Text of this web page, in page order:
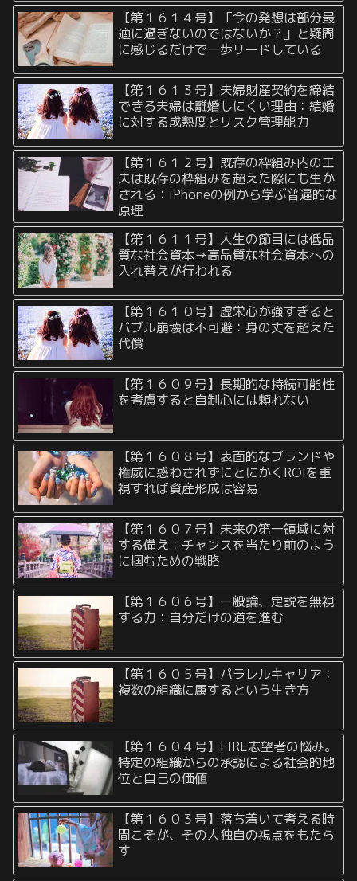
【第１６１４号】「今の発想は部分最
適に過ぎないのではないか？」と疑問
に感じるだけで一歩リードしている
【第１６１３号】夫婦財産契約を締結
できる夫婦は離婚しにくい理由：結婚
に対する成熟度とリスク管理能力
【第１６１２号】既存の枠組み内の工
夫は既存の枠組みを超えた際にも生か
される：iPhoneの例から学ぶ普遍的な
原理
【第１６１１号】人生の節目には低品
質な社会資本→高品質な社会資本への
入れ替えが行われる
【第１６１０号】虚栄心が強すぎると
バブル崩壊は不可避：身の丈を超えた
代償
【第１６０９号】長期的な持続可能性
を考慮すると自制心には頼れない
【第１６０８号】表面的なブランドや
権威に惑わされずにとにかくROIを重
視すれば資産形成は容易
【第１６０７号】未来の第一領域に対
する備え：チャンスを当たり前のよう
に掴むための戦略
【第１６０６号】一般論、定説を無視
する力：自分だけの道を進む
【第１６０５号】パラレルキャリア：
複数の組織に属するという生き方
【第１６０４号】FIRE志望者の悩み。
特定の組織からの承認による社会的地
位と自己の価値
【第１６０３号】落ち着いて考える時
間こそが、その人独自の視点をもたら
す